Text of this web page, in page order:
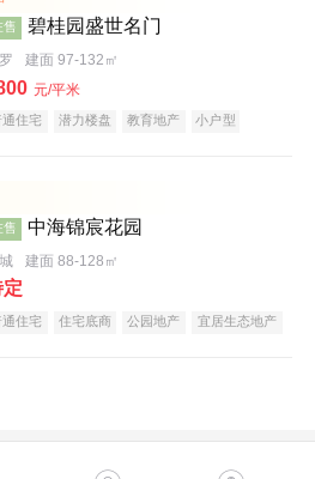
售 碧桂园盛世名门
建面 97-132㎡
元/平米
通住宅 潜力楼盘 教育地产
小户型
售 中海锦宸花园
建面 88-128㎡
通住宅 住宅底商 公园地产
宜居生态地产